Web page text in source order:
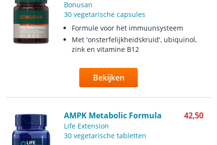
Bonusan
30 vegetarische capsules
Formule voor het immuunsysteem
Met 'onsterfelijkheidskruid', ubiquinol,
zink en vitamine B12
Bekijken
AMPK Metabolic Formula 42,50
Life Extension
30 vegetarische tabletten